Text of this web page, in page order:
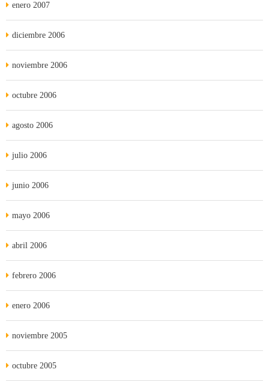
enero 2007
diciembre 2006
noviembre 2006
octubre 2006
agosto 2006
julio 2006
junio 2006
mayo 2006
abril 2006
febrero 2006
enero 2006
noviembre 2005
octubre 2005